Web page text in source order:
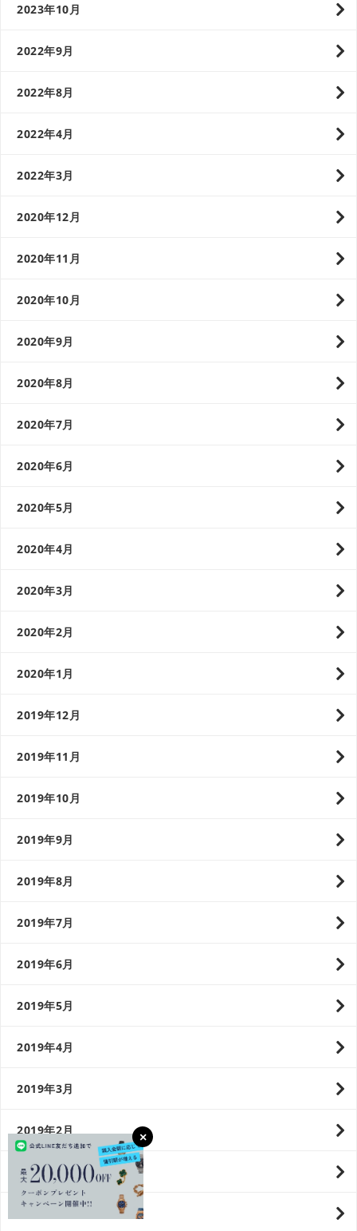
2023年10月
2022年9月
2022年8月
2022年4月
2022年3月
2020年12月
2020年11月
2020年10月
2020年9月
2020年8月
2020年7月
2020年6月
2020年5月
2020年4月
2020年3月
2020年2月
2020年1月
2019年12月
2019年11月
2019年10月
2019年9月
2019年8月
2019年7月
2019年6月
2019年5月
2019年4月
2019年3月
2019年2月
2019年1月